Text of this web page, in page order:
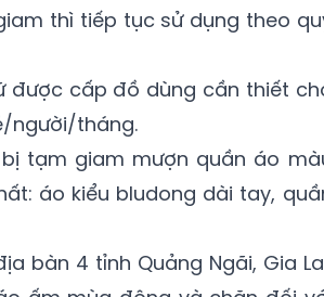
thì tiếp tục sử dụng theo
được cấp đồ dùng cần thiết
người/tháng.
tạm giam mượn quần áo
áo kiểu bludong dài tay,
bàn 4 tỉnh Quảng Ngãi, Gia